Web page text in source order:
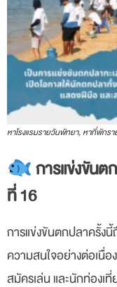
หาโรงแรมรายวันพัทยา, หาที่พักร
การแข่งขันต
ที่ 16
การแข่งขันตกปลาครั้งนี้
ความสนใจอย่างต่อเนื่
สมัครเล่น และนักท่องเ